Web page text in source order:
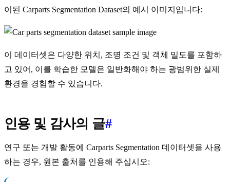
이된 Carparts Segmentation Dataset의 예시 이미지입니다:
이 데이터셋은 다양한 위치, 조명 조건 및 객체 밀도를 포함하
고 있어, 이를 학습한 모델은 일반화해야 하는 광범위한 실제
환경을 경험할 수 있습니다.
인용 및 감사의 글#
연구 또는 개발 활동에 Carparts Segmentation 데이터셋을 사용
하는 경우, 원본 출처를 인용해 주십시오: